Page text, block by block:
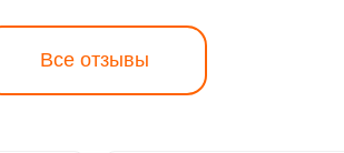
Все отзывы